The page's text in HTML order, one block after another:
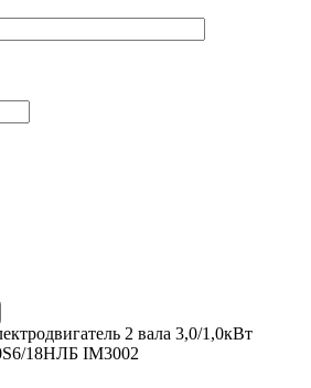
2 вала 3,0/1,0кВт
18НЛБ IM3002